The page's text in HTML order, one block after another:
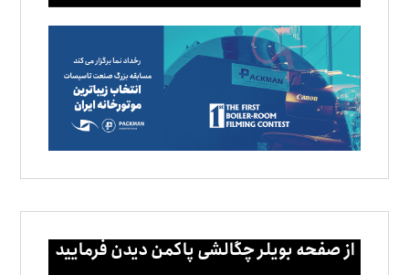
از صفحه بویلر چگالشی پاکمن دیدن فرمایید